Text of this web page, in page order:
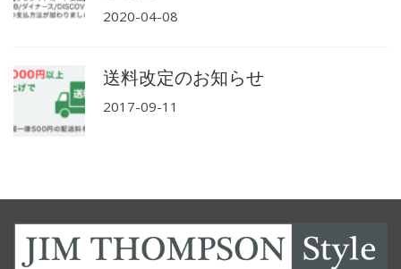
2020-04-08
送料改定のお知らせ
2017-09-11